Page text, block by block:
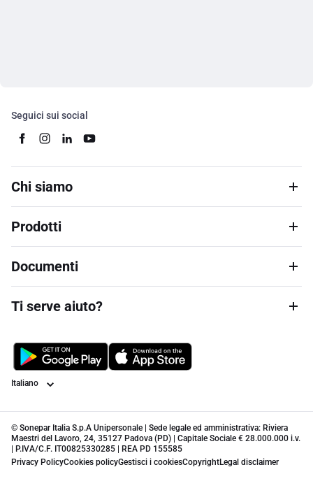
Seguici sui social
Chi siamo
Prodotti
Documenti
Ti serve aiuto?
Lingua
© Sonepar Italia S.p.A Unipersonale | Sede legale ed amministrativa: Riviera
Maestri del Lavoro, 24, 35127 Padova (PD) | Capitale Sociale € 28.000.000 i.v.
| P.IVA/C.F. IT00825330285 | REA PD 155585
Privacy PolicyCookies policyGestisci i cookiesCopyrightLegal disclaimer